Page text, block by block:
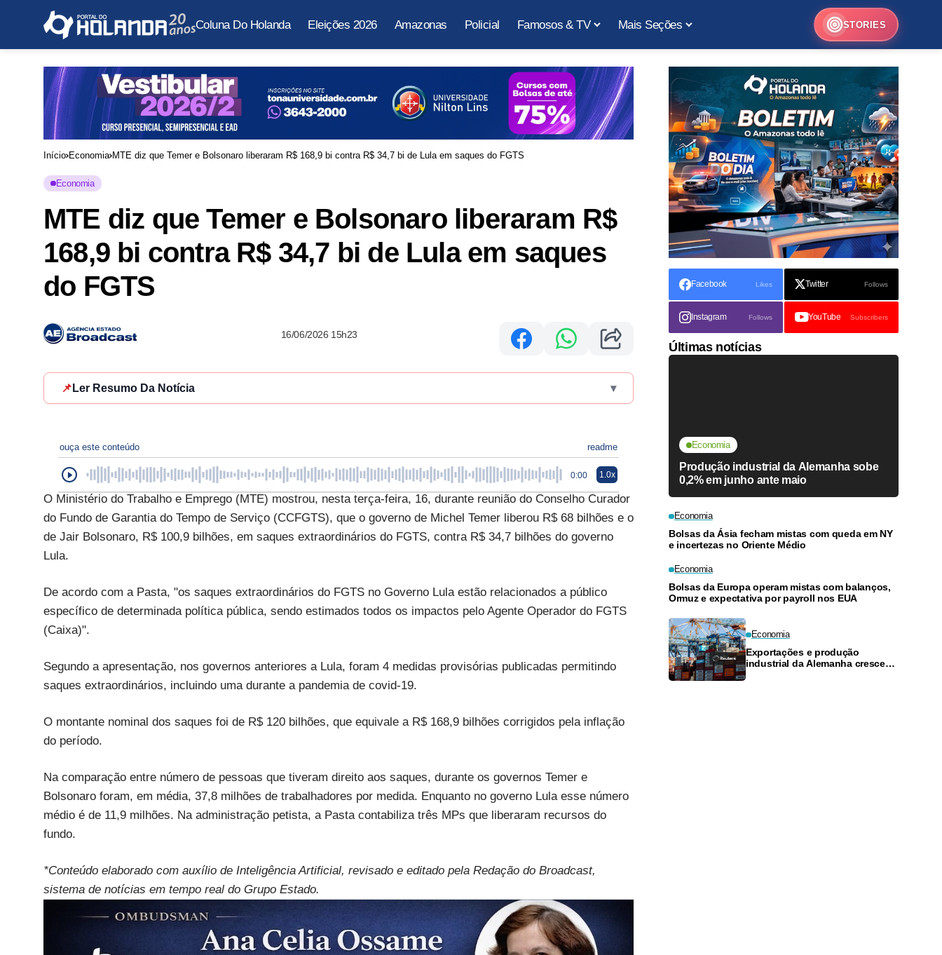
Coluna Do Holanda Eleições 2026 Amazonas Policial Famosos & TV Mais Seções STORIES
Início Economia MTE diz que Temer e Bolsonaro liberaram R$ 168,9 bi contra R$ 34,7 bi de Lula em saques do FGTS
Economia
MTE diz que Temer e Bolsonaro liberaram R$
168,9 bi contra R$ 34,7 bi de Lula em saques
do FGTS
16/06/2026 15h23
📌 Ler Resumo Da Notícia ▾
ouça este conteúdo readme
0:00 1.0x
O Ministério do Trabalho e Emprego (MTE) mostrou, nesta terça-feira, 16, durante reunião do Conselho Curador
do Fundo de Garantia do Tempo de Serviço (CCFGTS), que o governo de Michel Temer liberou R$ 68 bilhões e o
de Jair Bolsonaro, R$ 100,9 bilhões, em saques extraordinários do FGTS, contra R$ 34,7 bilhões do governo
Lula.
De acordo com a Pasta, "os saques extraordinários do FGTS no Governo Lula estão relacionados a público
específico de determinada política pública, sendo estimados todos os impactos pelo Agente Operador do FGTS
(Caixa)".
Segundo a apresentação, nos governos anteriores a Lula, foram 4 medidas provisórias publicadas permitindo
saques extraordinários, incluindo uma durante a pandemia de covid-19.
O montante nominal dos saques foi de R$ 120 bilhões, que equivale a R$ 168,9 bilhões corrigidos pela inflação
do período.
Na comparação entre número de pessoas que tiveram direito aos saques, durante os governos Temer e
Bolsonaro foram, em média, 37,8 milhões de trabalhadores por medida. Enquanto no governo Lula esse número
médio é de 11,9 milhões. Na administração petista, a Pasta contabiliza três MPs que liberaram recursos do
fundo.
*Conteúdo elaborado com auxílio de Inteligência Artificial, revisado e editado pela Redação do Broadcast,
sistema de notícias em tempo real do Grupo Estado.
Facebook Likes Twitter Follows
Instagram Follows YouTube Subscribers
Últimas notícias
Economia
Produção industrial da Alemanha sobe
0,2% em junho ante maio
Economia
Bolsas da Ásia fecham mistas com queda em NY
e incertezas no Oriente Médio
Economia
Bolsas da Europa operam mistas com balanços,
Ormuz e expectativa por payroll nos EUA
Economia
Exportações e produção
industrial da Alemanha crescem